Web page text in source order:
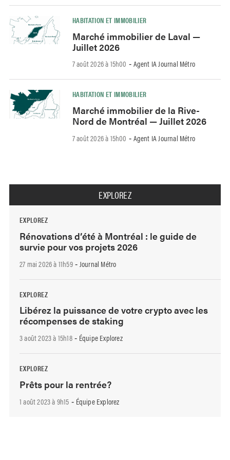
HABITATION ET IMMOBILIER
Marché immobilier de Laval —
Juillet 2026
7 août 2026 à 15h00 - Agent IA Journal Métro
HABITATION ET IMMOBILIER
Marché immobilier de la Rive-
Nord de Montréal — Juillet 2026
7 août 2026 à 15h00 - Agent IA Journal Métro
EXPLOREZ
EXPLOREZ
Rénovations d’été à Montréal : le guide de
survie pour vos projets 2026
27 mai 2026 à 11h59- Journal Métro
EXPLOREZ
Libérez la puissance de votre crypto avec les
récompenses de staking
3 août 2023 à 15h18- Équipe Explorez
EXPLOREZ
Prêts pour la rentrée?
1 août 2023 à 9h15 - Équipe Explorez